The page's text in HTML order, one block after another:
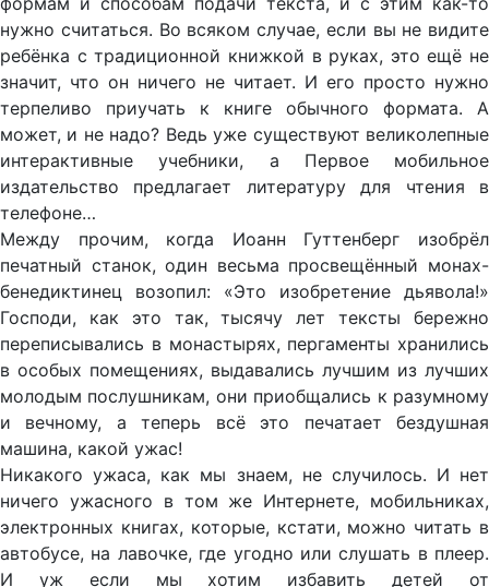
нужно считаться. Во всяком случае, если вы не видите
ребёнка с традиционной книжкой в руках, это ещё не
значит, что он ничего не читает. И его просто нужно
терпеливо приучать к книге обычного формата. А
может, и не надо? Ведь уже существуют великолепные
интерактивные учебники, а Первое мобильное
издательство предлагает литературу для чтения в
телефоне…
Между прочим, когда Иоанн Гуттенберг изобрёл
печатный станок, один весьма просвещённый монах-
бенедиктинец возопил: «Это изобретение дьявола!»
Господи, как это так, тысячу лет тексты бережно
переписывались в монастырях, пергаменты хранились
в особых помещениях, выдавались лучшим из лучших
молодым послушникам, они приобщались к разумному
и вечному, а теперь всё это печатает бездушная
машина, какой ужас!
Никакого ужаса, как мы знаем, не случилось. И нет
ничего ужасного в том же Интернете, мобильниках,
электронных книгах, которые, кстати, можно читать в
автобусе, на лавочке, где угодно или слушать в плеер.
И уж если мы хотим избавить детей от